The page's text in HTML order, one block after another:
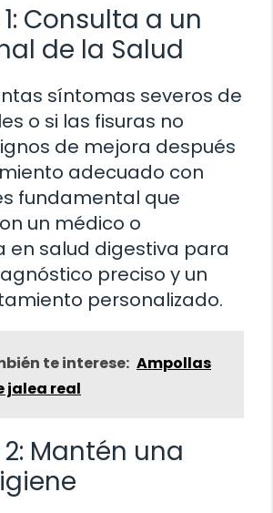
Consulta a un
de la Salud
síntomas severos de
o si las fisuras no
de mejora después
adecuado con
fundamental que
un médico o
en salud digestiva para
preciso y un
personalizado.
te interese: Ampollas
jalea real
Mantén una